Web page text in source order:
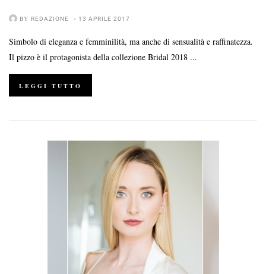
BY REDAZIONE 13 APRILE 2017
Simbolo di eleganza e femminilità, ma anche di sensualità e raffinatezza.
Il pizzo è il protagonista della collezione Bridal 2018 ...
LEGGI TUTTO